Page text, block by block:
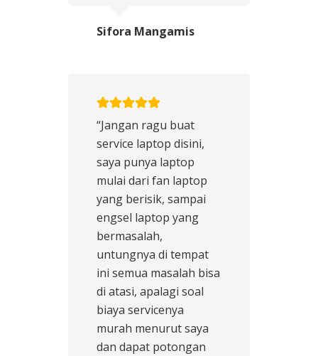
Sifora Mangamis
“Jangan ragu buat
service laptop disini,
saya punya laptop
mulai dari fan laptop
yang berisik, sampai
engsel laptop yang
bermasalah,
untungnya di tempat
ini semua masalah bisa
di atasi, apalagi soal
biaya servicenya
murah menurut saya
dan dapat potongan